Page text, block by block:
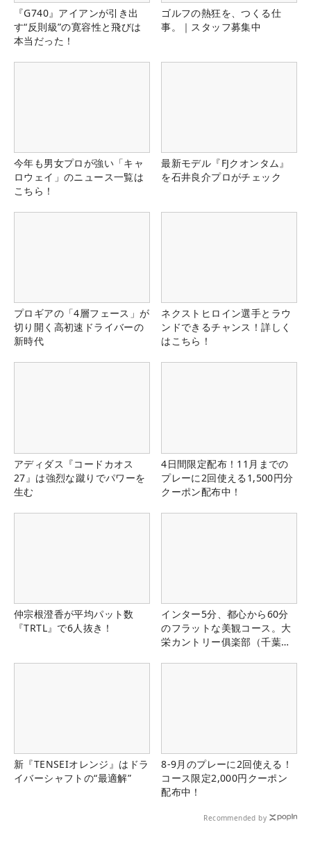
『G740』アイアンが引き出
す“反則級”の寛容性と飛びは
本当だった！
ゴルフの熱狂を、つくる仕
事。｜スタッフ募集中
今年も男女プロが強い「キャ
ロウェイ」のニュース一覧は
こちら！
最新モデル『FJクオンタム』
を石井良介プロがチェック
プロギアの「4層フェース」が
切り開く高初速ドライバーの
新時代
ネクストヒロイン選手とラウ
ンドできるチャンス！詳しく
はこちら！
アディダス『コードカオス
27』は強烈な蹴りでパワーを
生む
4日間限定配布！11月までの
プレーに2回使える1,500円分
クーポン配布中！
仲宗根澄香が平均パット数
『TRTL』で6人抜き！
インター5分、都心から60分
のフラットな美観コース。大
栄カントリー俱楽部（千葉
新『TENSEIオレンジ』はドラ
イバーシャフトの“最適解”
8-9月のプレーに2回使える！
コース限定2,000円クーポン
配布中！
Recommended by